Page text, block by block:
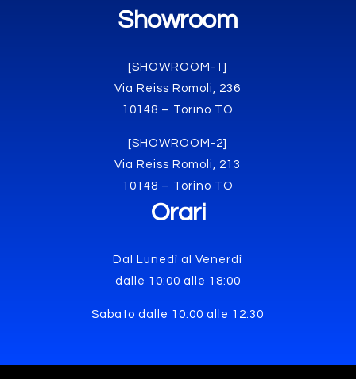
Showroom
[SHOWROOM-1]
Via Reiss Romoli, 236
10148 – Torino TO
[SHOWROOM-2]
Via Reiss Romoli, 213
10148 – Torino TO
Orari
Dal Lunedì al Venerdì
dalle 10:00 alle 18:00
Sabato dalle 10:00 alle 12:30